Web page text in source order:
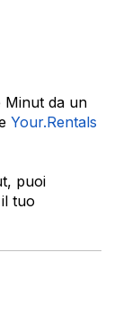
Minut da un
Your.Rentals
puoi
tuo